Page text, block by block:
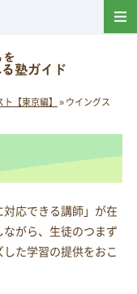
【東京編】 »ウイングス
応できる講師」が在
がら、生徒のつまず
た学習の提供をおこ